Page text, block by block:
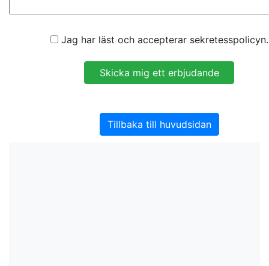
Jag har läst och accepterar sekretesspolicyn.
Tillbaka till huvudsidan